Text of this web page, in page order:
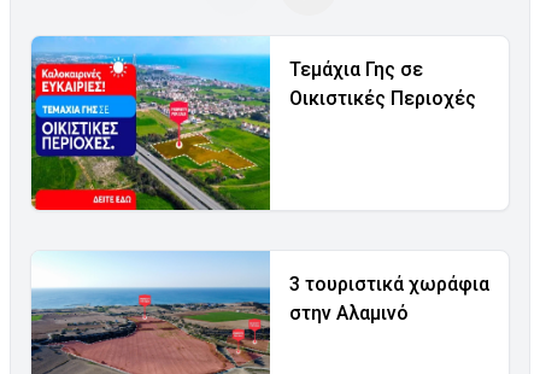
Τεμάχια Γης σε
Οικιστικές Περιοχές
3 τουριστικά χωράφια
στην Αλαμινό